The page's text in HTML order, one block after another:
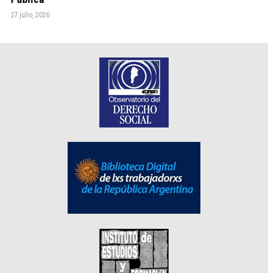
27 julio, 2026